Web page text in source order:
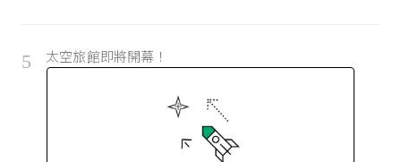
5 太空旅館即將開幕！